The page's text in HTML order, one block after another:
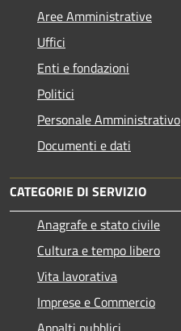
Aree Amministrative
Uffici
Enti e fondazioni
Politici
Personale Amministrativo
Documenti e dati
CATEGORIE DI SERVIZIO
Anagrafe e stato civile
Cultura e tempo libero
Vita lavorativa
Imprese e Commercio